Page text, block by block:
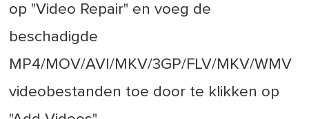
op "Video Repair" en voeg de
beschadigde
MP4/MOV/AVI/MKV/3GP/FLV/MKV/WMV
videobestanden toe door te klikken op